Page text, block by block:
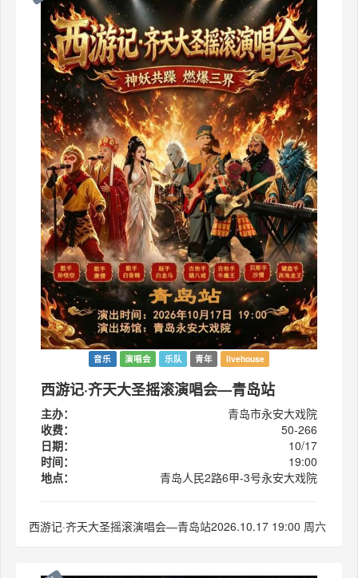
音乐 演唱会 乐队 青年 livehouse
西游记·齐天大圣摇滚演唱会—青岛站
主办：
青岛市永安大戏院
收费：
50-266
日期：
10/17
时间：
19:00
地点：
青岛人民2路6甲-3号永安大戏院
西游记·齐天大圣摇滚演唱会—青岛站2026.10.17 19:00 周六